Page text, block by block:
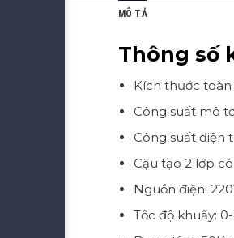
MÔ TẢ
Thông số
Kích thước toàn
Công suất mô
Công suất điện
Cậu tạo 2 lớp
Nguồn điện:
Tốc độ khuấy: